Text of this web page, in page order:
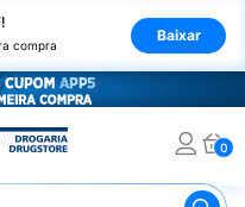
compra
Baixar
0